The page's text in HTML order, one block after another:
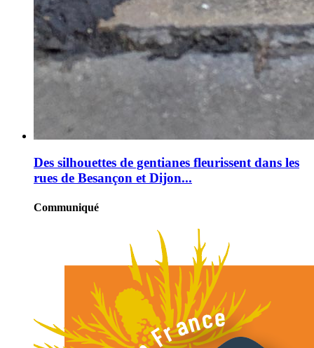
Des silhouettes de gentianes fleurissent dans les
rues de Besançon et Dijon...
Communiqué